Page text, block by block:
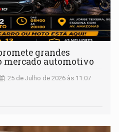
grandes
mercado automotivo
25 de Julho de 2026 às 11:07